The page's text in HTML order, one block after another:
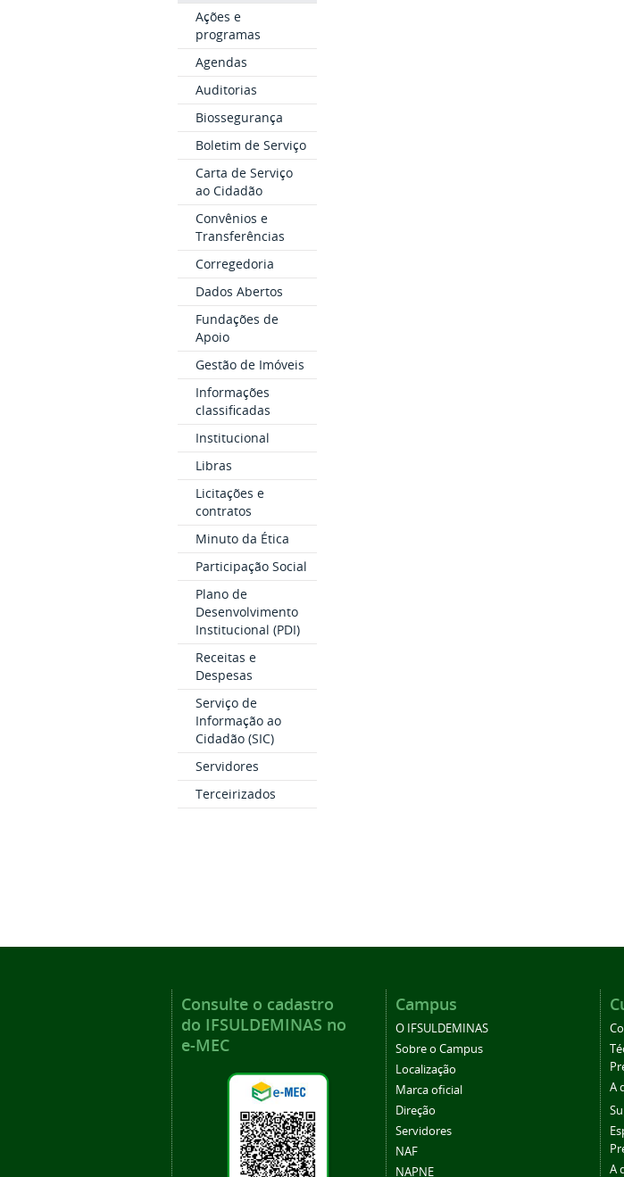
Ações e
programas
Agendas
Auditorias
Biossegurança
Boletim de Serviço
Carta de Serviço
ao Cidadão
Convênios e
Transferências
Corregedoria
Dados Abertos
Fundações de
Apoio
Gestão de Imóveis
Informações
classificadas
Institucional
Libras
Licitações e
contratos
Minuto da Ética
Participação Social
Plano de
Desenvolvimento
Institucional (PDI)
Receitas e
Despesas
Serviço de
Informação ao
Cidadão (SIC)
Servidores
Terceirizados
Consulte o cadastro
do IFSULDEMINAS no
e-MEC
Campus
O IFSULDEMINAS
Sobre o Campus
Localização
Marca oficial
Direção
Servidores
NAF
NAPNE
A
A